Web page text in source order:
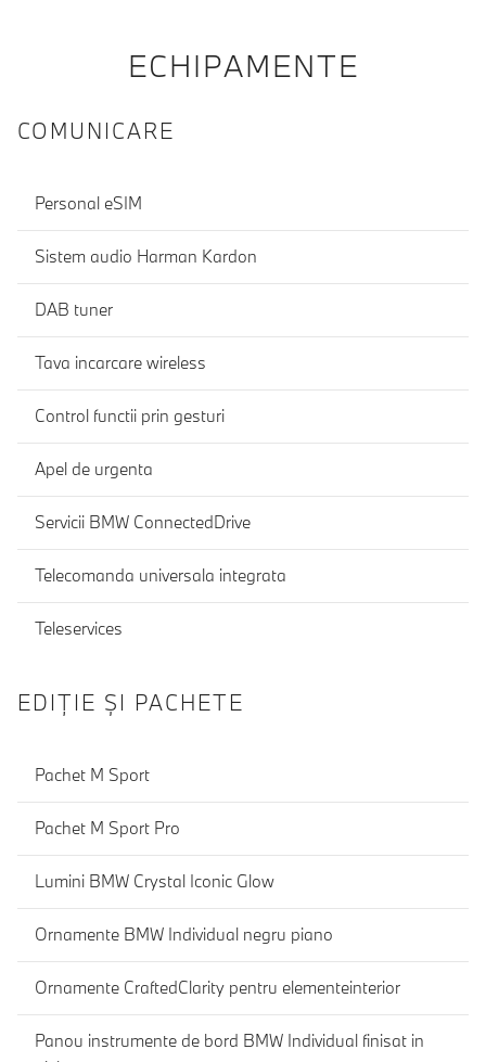
ECHIPAMENTE
COMUNICARE
Personal eSIM
Sistem audio Harman Kardon
DAB tuner
Tava incarcare wireless
Control functii prin gesturi
Apel de urgenta
Servicii BMW ConnectedDrive
Telecomanda universala integrata
Teleservices
EDIŢIE ŞI PACHETE
Pachet M Sport
Pachet M Sport Pro
Lumini BMW Crystal Iconic Glow
Ornamente BMW Individual negru piano
Ornamente CraftedClarity pentru elementeinterior
Panou instrumente de bord BMW Individual finisat in